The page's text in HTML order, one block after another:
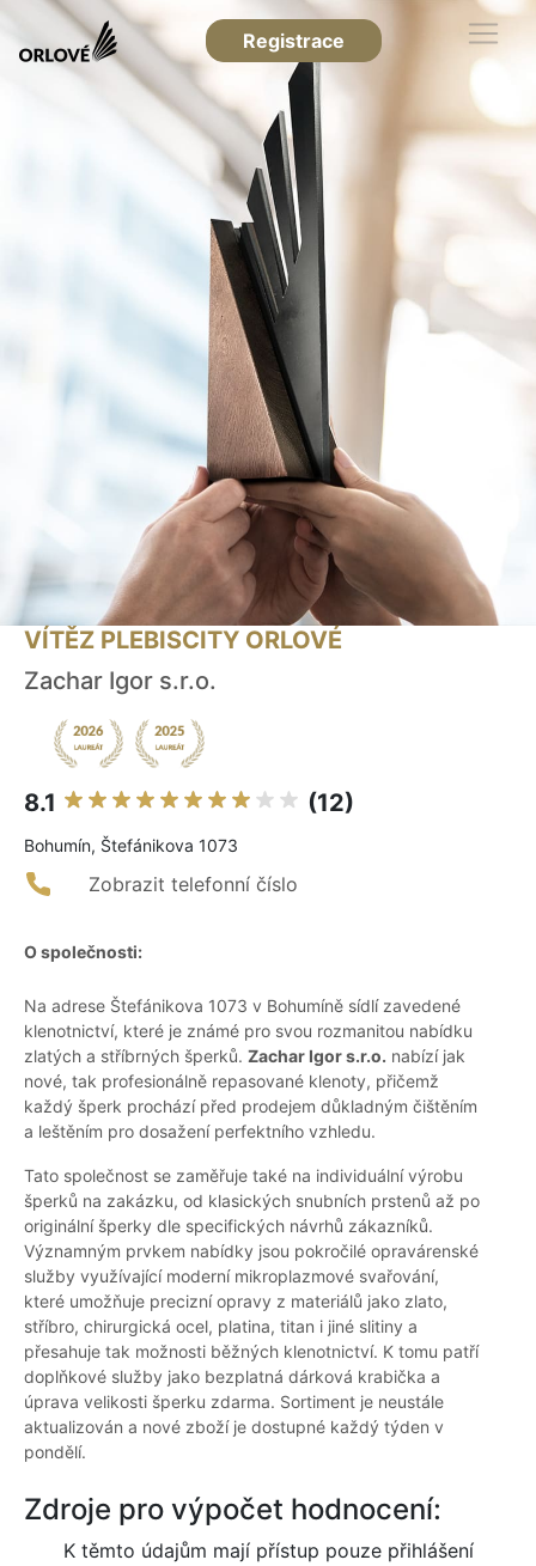
Registrace
VÍTĚZ PLEBISCITY ORLOVÉ
Zachar Igor s.r.o.
8.1 (12)
Bohumín, Štefánikova 1073
Zobrazit telefonní číslo
O společnosti:
Na adrese Štefánikova 1073 v Bohumíně sídlí zavedené
klenotnictví, které je známé pro svou rozmanitou nabídku
zlatých a stříbrných šperků. Zachar Igor s.r.o. nabízí jak
nové, tak profesionálně repasované klenoty, přičemž
každý šperk prochází před prodejem důkladným čištěním
a leštěním pro dosažení perfektního vzhledu.
Tato společnost se zaměřuje také na individuální výrobu
šperků na zakázku, od klasických snubních prstenů až po
originální šperky dle specifických návrhů zákazníků.
Významným prvkem nabídky jsou pokročilé opravárenské
služby využívající moderní mikroplazmové svařování,
které umožňuje precizní opravy z materiálů jako zlato,
stříbro, chirurgická ocel, platina, titan i jiné slitiny a
přesahuje tak možnosti běžných klenotnictví. K tomu patří
doplňkové služby jako bezplatná dárková krabička a
úprava velikosti šperku zdarma. Sortiment je neustále
aktualizován a nové zboží je dostupné každý týden v
pondělí.
Zdroje pro výpočet hodnocení:
K těmto údajům mají přístup pouze přihlášení